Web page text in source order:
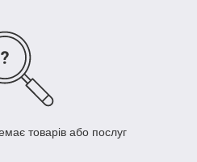
товарів або послуг